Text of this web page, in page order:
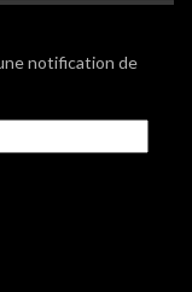
notification de